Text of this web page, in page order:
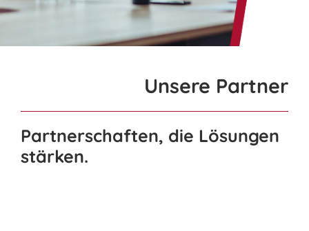
Unsere Partner
Partnerschaften, die Lösungen
stärken.